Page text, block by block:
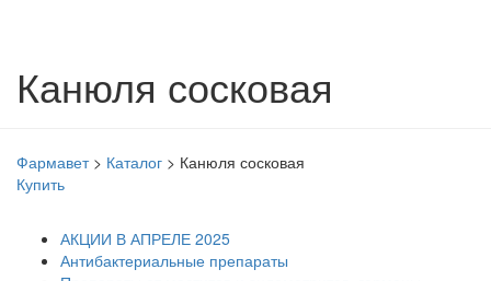
Канюля сосковая
Фармавет> Каталог > Канюля сосковая
Купить
АКЦИИ В АПРЕЛЕ 2025
Антибактериальные препараты